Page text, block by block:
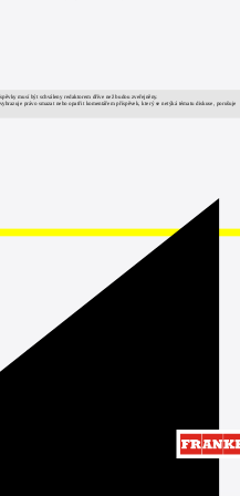
musí být schváleny redaktorem dříve než budou zveřejněny.
právo smazat nebo opatřit komentářem příspěvek, který se netýká tématu diskuse, porušuje